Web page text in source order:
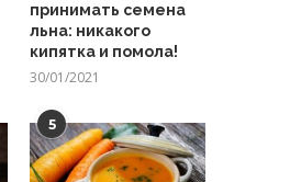
принимать семена
льна: никакого
кипятка и помола!
30/01/2021
5